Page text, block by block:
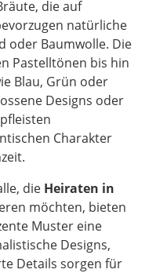
die auf
natürliche
oder Baumwolle. Die
Pastelltönen bis hin
Blau, Grün oder
Designs oder
Charakter
die Heiraten in
möchten, bieten
Muster eine
Designs,
Details sorgen für